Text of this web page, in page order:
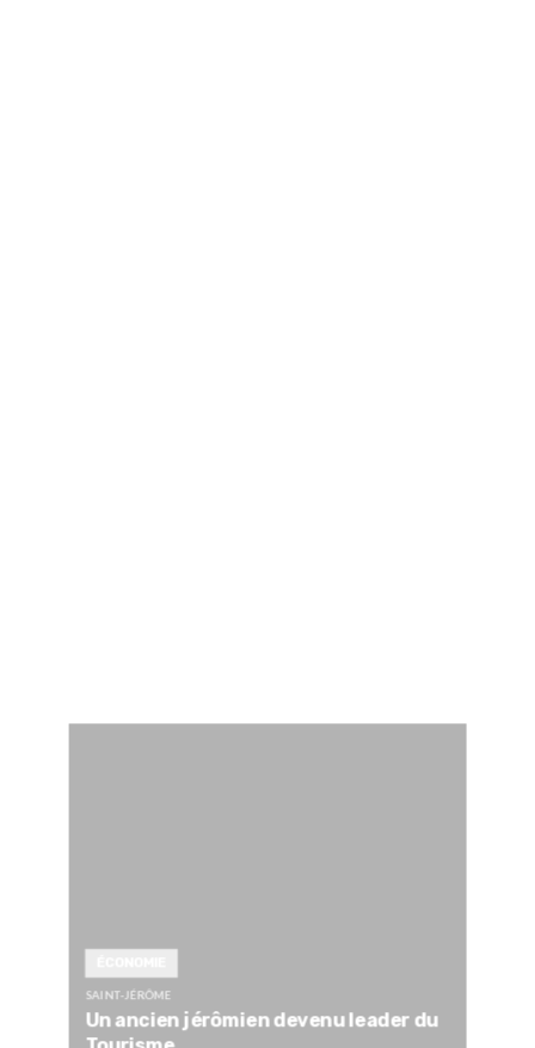
SAINT-JÉRÔME
Un ancien jérômien devenu leader du